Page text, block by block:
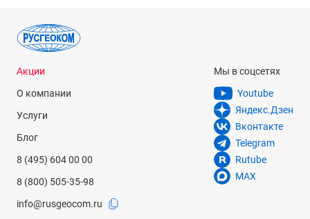
Акции
О компании
Услуги
Блог
8 (495) 604 00 00
8 (800) 505-35-98
info@rusgeocom.ru
Мы в соцсетях
Youtube
Яндекс.Дзен
Вконтакте
Telegram
Rutube
MAX